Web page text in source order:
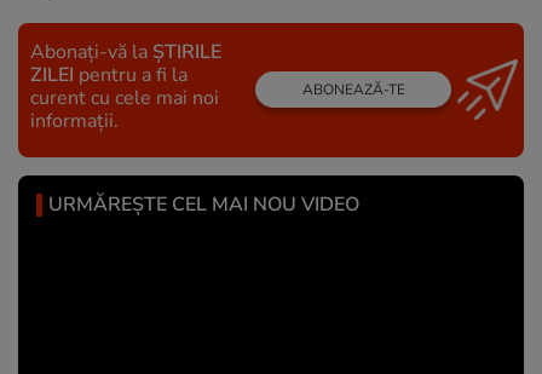
Abonați-vă la ȘTIRILE
ZILEI pentru a fi la
curent cu cele mai noi
informații.
ABONEAZĂ-TE
URMĂREȘTE CEL MAI NOU VIDEO